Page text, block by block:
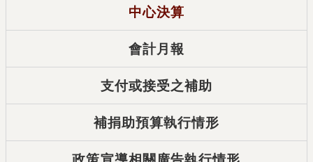
中心決算
會計月報
支付或接受之補助
補捐助預算執行情形